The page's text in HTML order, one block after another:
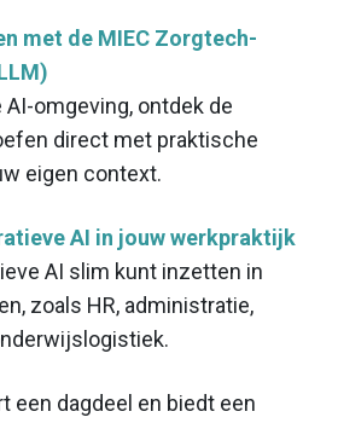
met de MIEC Zorgtech-
AI-omgeving, ontdek de
direct met praktische
eigen context.
AI in jouw werkpraktijk
AI slim kunt inzetten in
zoals HR, administratie,
een dagdeel en biedt een